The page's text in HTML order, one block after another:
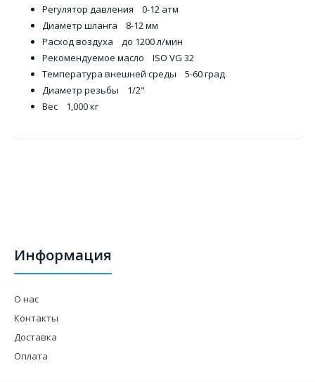
Регулятор давления 0-12 атм
Диаметр шланга 8-12 мм
Расход воздуха до 1200 л/мин
Рекомендуемое масло ISO VG 32
Температура внешней среды 5-60 град.
Диаметр резьбы 1/2"
Вес 1,000 кг
Информация
О нас
Контакты
Доставка
Оплата